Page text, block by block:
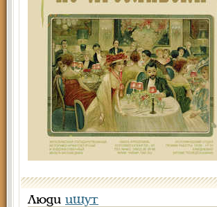
Люди ищут